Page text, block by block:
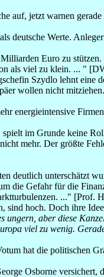
auf, jetzt warnen
deutsche Werte.
Euro zu
als viel zu klein. ... "
Szydlo lehnt eine
wollen nicht
energieintensive
im Grunde keine
mehr. Der größte
deutlich unterschätzt
die Gefahr für die
..." [Prof.
hoch. Doch ihre
ungern, aber diese
viel zu wenig.
hat die politischen
Osborne versichert,